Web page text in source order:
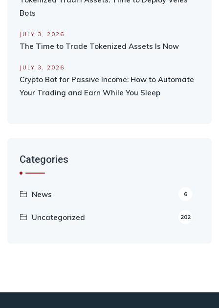
Bots
JULY 3, 2026
The Time to Trade Tokenized Assets Is Now
JULY 3, 2026
Crypto Bot for Passive Income: How to Automate
Your Trading and Earn While You Sleep
Categories
News 6
Uncategorized 202